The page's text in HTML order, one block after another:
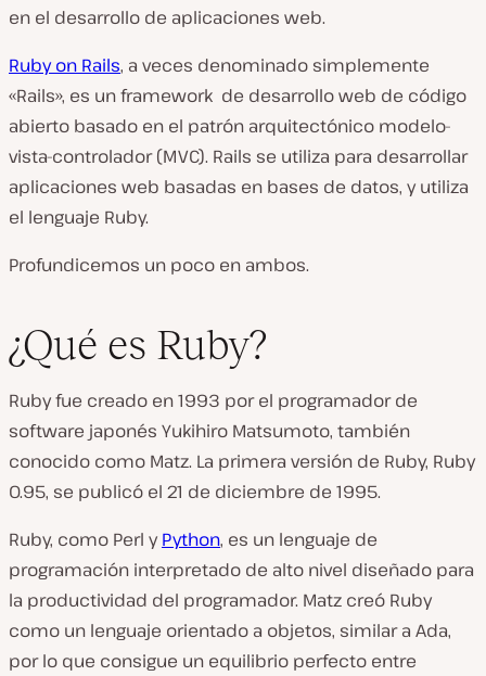
en el desarrollo de aplicaciones web.
Ruby on Rails, a veces denominado simplemente
«Rails», es un framework de desarrollo web de código
abierto basado en el patrón arquitectónico modelo-
vista-controlador (MVC). Rails se utiliza para desarrollar
aplicaciones web basadas en bases de datos, y utiliza
el lenguaje Ruby.
Profundicemos un poco en ambos.
¿Qué es Ruby?
Ruby fue creado en 1993 por el programador de
software japonés Yukihiro Matsumoto, también
conocido como Matz. La primera versión de Ruby, Ruby
0.95, se publicó el 21 de diciembre de 1995.
Ruby, como Perl yPython, es un lenguaje de
programación interpretado de alto nivel diseñado para
la productividad del programador. Matz creó Ruby
como un lenguaje orientado a objetos, similar a Ada,
por lo que consigue un equilibrio perfecto entre